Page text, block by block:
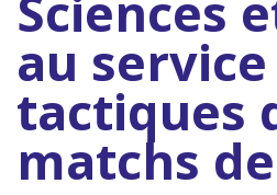
au
tactiques
matchs